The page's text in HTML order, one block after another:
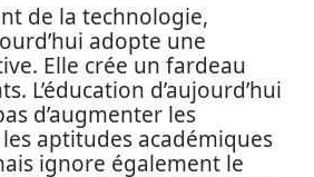
de la technologie,
adopte une
Elle crée un fardeau
L’éducation d’aujourd’hui
d’augmenter les
aptitudes académiques
ignore également le